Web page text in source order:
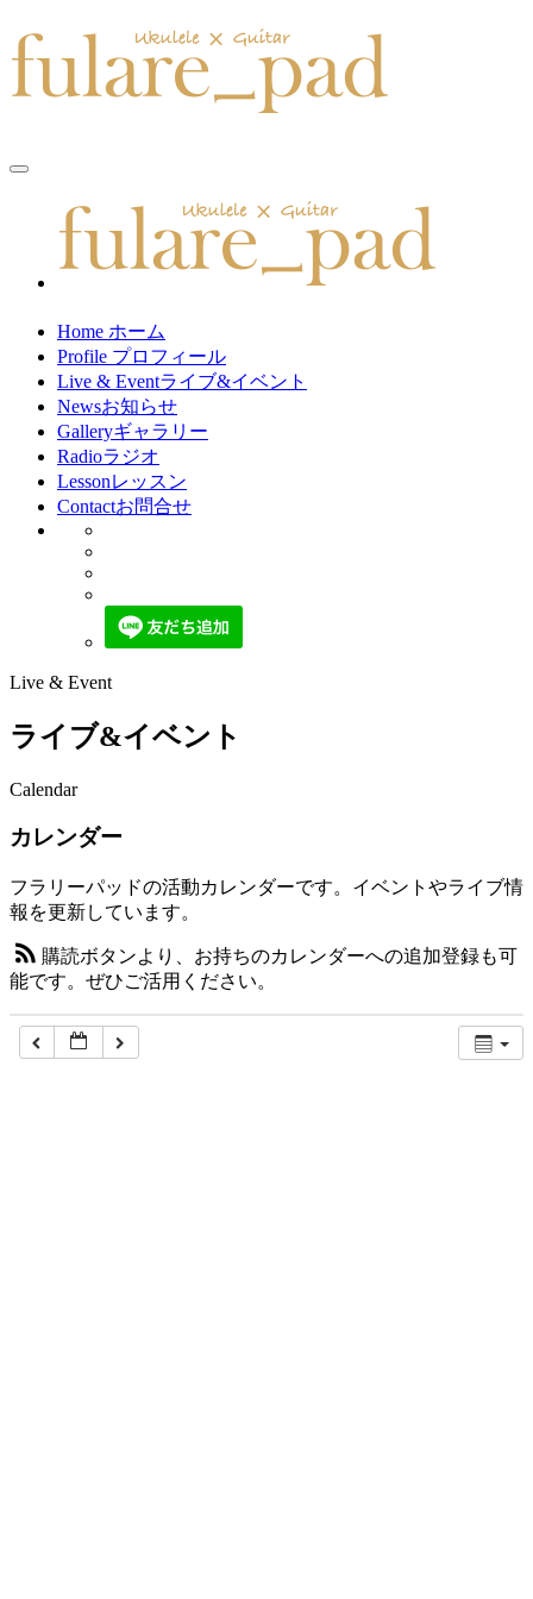
toggle
Home ホーム
Profile プロフィール
Live & Eventライブ&イベント
Newsお知らせ
Galleryギャラリー
Radioラジオ
Lessonレッスン
Contactお問合せ
Live & Event
ライブ&イベント
Calendar
カレンダー
フラリーパッドの活動カレンダーです。イベントやライブ情
報を更新しています。
購読ボタンより、お持ちのカレンダーへの追加登録も可
能です。ぜひご活用ください。